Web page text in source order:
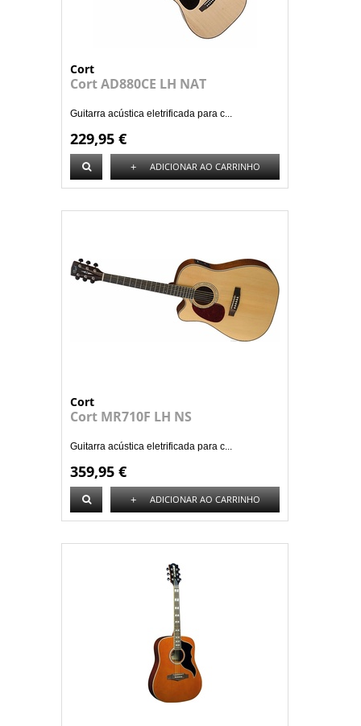
Cort
Cort AD880CE LH NAT
Guitarra acústica eletrificada para c...
229,95 €
+ ADICIONAR AO CARRINHO
Cort
Cort MR710F LH NS
Guitarra acústica eletrificada para c...
359,95 €
+ ADICIONAR AO CARRINHO